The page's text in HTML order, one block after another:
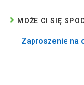
MOŻE CI SIĘ
Zaproszenie na